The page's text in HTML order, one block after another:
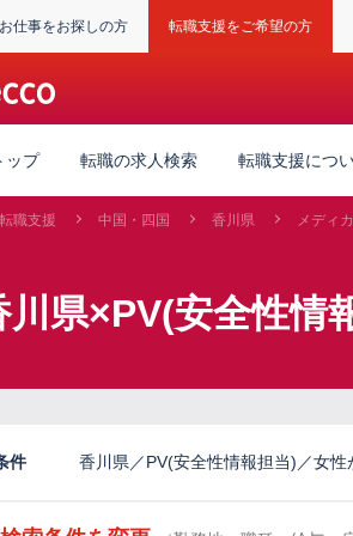
仕事をお探しの方 転職支援をご希望の方
ップ 転職の求人検索 転職支援につ
職支援 中国・四国 香川県 メディ
川県×PV(安全性
件 香川県／PV(安全性情報担当)／女性